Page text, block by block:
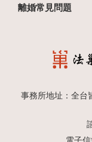
離婚常見問題
事務所地址：全台